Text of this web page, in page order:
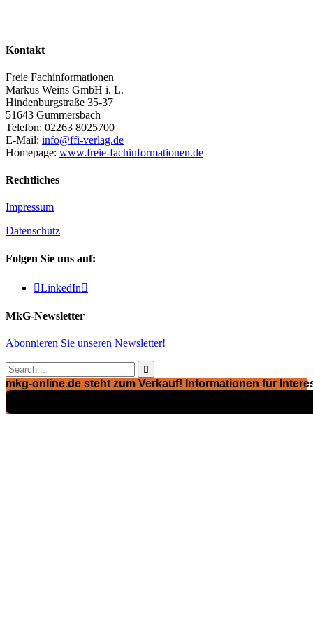
Kontakt
Freie Fachinformationen
Markus Weins GmbH i. L.
Hindenburgstraße 35-37
51643 Gummersbach
Telefon: 02263 8025700
E-Mail: info@ffi-verlag.de
Homepage: www.freie-fachinformationen.de
Rechtliches
Impressum
Datenschutz
Folgen Sie uns auf:
LinkedIn
MkG-Newsletter
Abonnieren Sie unseren Newsletter!

mkg-online.de steht zum Verkauf! Informationen für